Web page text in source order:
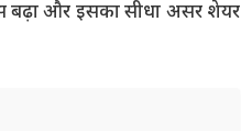
बढ़ा और इसका सीधा असर शेयर